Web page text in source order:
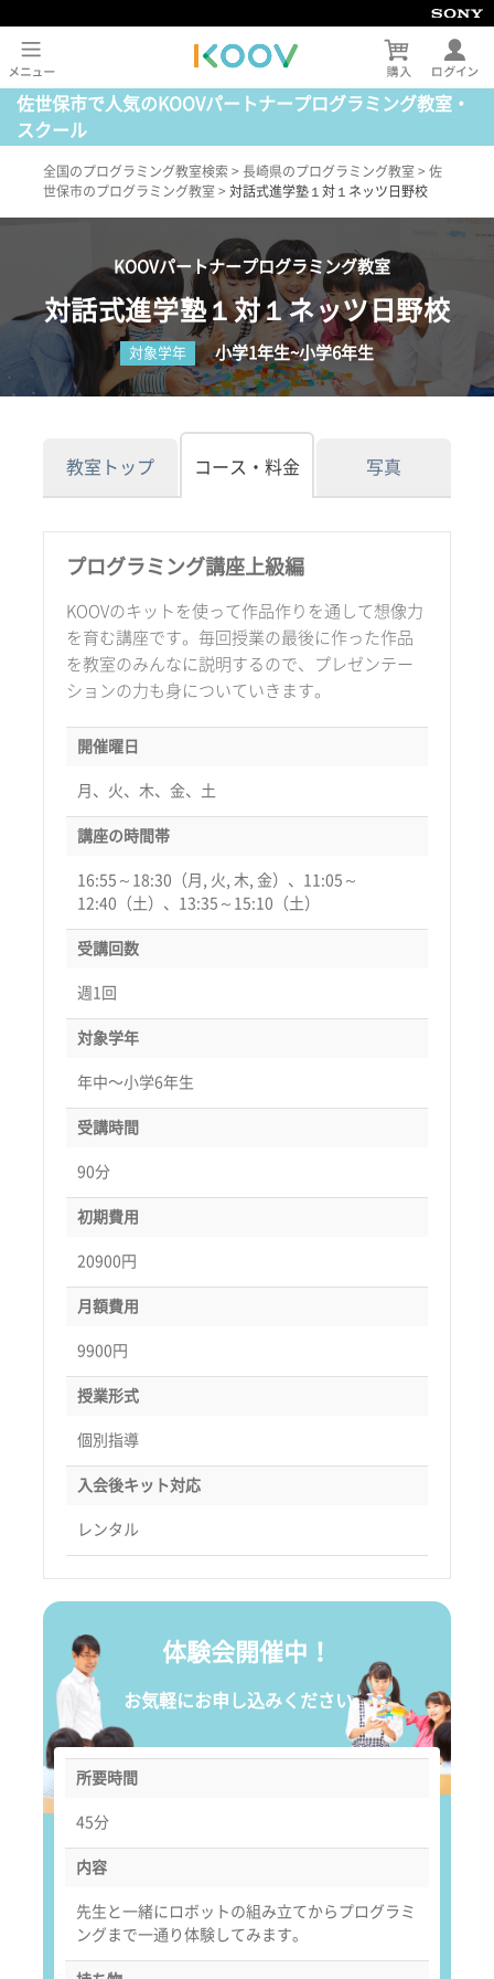
佐世保市で人気のKOOVパートナープログラミング教室・
スクール
全国のプログラミング教室検索 > 長崎県のプログラミング教室 > 佐
世保市のプログラミング教室 > 対話式進学塾１対１ネッツ日野校
KOOVパートナープログラミング教室
対話式進学塾１対１ネッツ日野校
対象学年 小学1年生~小学6年生
教室トップ コース・料金 写真
プログラミング講座上級編
KOOVのキットを使って作品作りを通して想像力
を育む講座です。毎回授業の最後に作った作品
を教室のみんなに説明するので、プレゼンテー
ションの力も身についていきます。
開催曜日
月、火、木、金、土
講座の時間帯
16:55～18:30（月, 火, 木, 金）、11:05～
12:40（土）、13:35～15:10（土）
受講回数
週1回
対象学年
年中〜小学6年生
受講時間
90分
初期費用
20900円
月額費用
9900円
授業形式
個別指導
入会後キット対応
レンタル
体験会開催中！
お気軽にお申し込みください。
所要時間
45分
内容
先生と一緒にロボットの組み立てからプログラミ
ングまで一通り体験してみます。